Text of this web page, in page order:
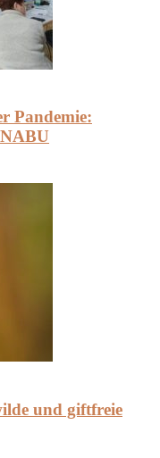
Pandemie:
und giftfreie